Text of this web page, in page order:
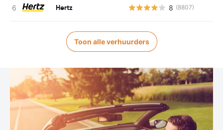
Hertz 8 (8807)
Toon alle verhuurders